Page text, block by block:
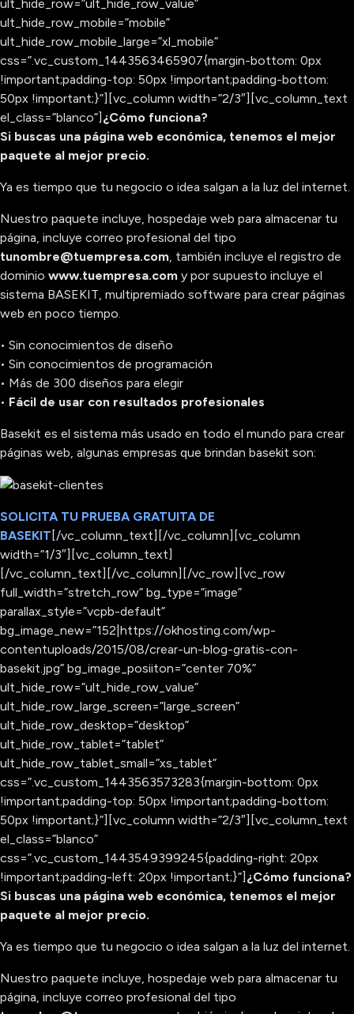
ult_hide_row=”ult_hide_row_value”
ult_hide_row_mobile=”mobile”
ult_hide_row_mobile_large=”xl_mobile”
css=”.vc_custom_1443563465907{margin-bottom: 0px
!important;padding-top: 50px !important;padding-bottom:
50px !important;}”][vc_column width=”2/3″][vc_column_text
el_class=”blanco”] ¿Cómo funciona?
Si buscas una página web económica, tenemos el mejor
paquete al mejor precio.
Ya es tiempo que tu negocio o idea salgan a la luz del internet.
Nuestro paquete incluye, hospedaje web para almacenar tu
página, incluye correo profesional del tipo
tunombre@tuempresa.com, también incluye el registro de
dominio www.tuempresa.com y por supuesto incluye el
sistema BASEKIT, multipremiado software para crear páginas
web en poco tiempo.
• Sin conocimientos de diseño
• Sin conocimientos de programación
• Más de 300 diseños para elegir
• Fácil de usar con resultados profesionales
Basekit es el sistema más usado en todo el mundo para crear
páginas web, algunas empresas que brindan basekit son:
SOLICITA TU PRUEBA GRATUITA DE
BASEKIT [/vc_column_text][/vc_column][vc_column
width=”1/3″][vc_column_text]
[/vc_column_text][/vc_column][/vc_row][vc_row
full_width=”stretch_row” bg_type=”image”
parallax_style=”vcpb-default”
bg_image_new=”152|https://okhosting.com/wp-
contentuploads/2015/08/crear-un-blog-gratis-con-
basekit.jpg” bg_image_posiiton=”center 70%”
ult_hide_row=”ult_hide_row_value”
ult_hide_row_large_screen=”large_screen”
ult_hide_row_desktop=”desktop”
ult_hide_row_tablet=”tablet”
ult_hide_row_tablet_small=”xs_tablet”
css=”.vc_custom_1443563573283{margin-bottom: 0px
!important;padding-top: 50px !important;padding-bottom:
50px !important;}”][vc_column width=”2/3″][vc_column_text
el_class=”blanco”
css=”.vc_custom_1443549399245{padding-right: 20px
!important;padding-left: 20px !important;}”] ¿Cómo funciona?
Si buscas una página web económica, tenemos el mejor
paquete al mejor precio.
Ya es tiempo que tu negocio o idea salgan a la luz del internet.
Nuestro paquete incluye, hospedaje web para almacenar tu
página, incluye correo profesional del tipo